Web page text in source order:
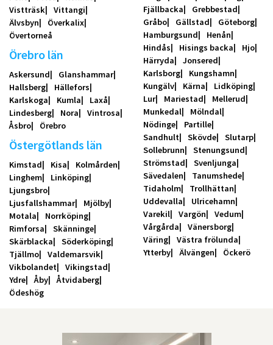
Vistträsk
Vittangi
Älvsbyn
Överkalix
Övertorneå
Örebro län
Askersund
Glanshammar
Hallsberg
Hällefors
Karlskoga
Kumla
Laxå
Lindesberg
Nora
Vintrosa
Åsbro
Örebro
Östergötlands län
Kimstad Kisa
Kolmården
Linghem
Linköping
Ljungsbro
Ljusfallshammar
Mjölby
Motala
Norrköping
Rimforsa
Skänninge
Skärblacka
Söderköping
Tjällmo
Valdemarsvik
Vikbolandet
Vikingstad
Ydre
Åby
Åtvidaberg
Ödeshög
Fjällbacka
Grebbestad
Gråbo
Gällstad
Göteborg
Hamburgsund
Henån
Hindås
Hisings backa
Hjo
Härryda
Jonsered
Karlsborg
Kungshamn
Kungälv
Kärna
Lidköping
Lur
Mariestad
Mellerud
Munkedal
Mölndal
Nödinge
Partille
Sandhult
Skövde
Slutarp
Sollebrunn
Stenungsund
Strömstad
Svenljunga
Sävedalen
Tanumshede
Tidaholm
Trollhättan
Uddevalla
Ulricehamn
Varekil
Vargön
Vedum
Vårgårda
Vänersborg
Väring
Västra frölunda
Ytterby
Älvängen Öckerö